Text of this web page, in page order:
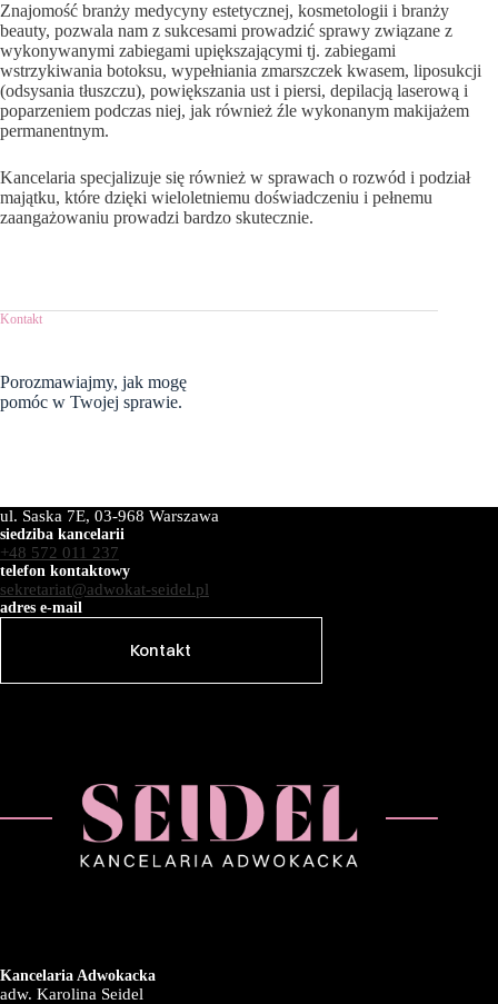
Znajomość branży medycyny estetycznej, kosmetologii i branży
beauty, pozwala nam z sukcesami prowadzić sprawy związane z
wykonywanymi zabiegami upiększającymi tj. zabiegami
wstrzykiwania botoksu, wypełniania zmarszczek kwasem, liposukcji
(odsysania tłuszczu), powiększania ust i piersi, depilacją laserową i
poparzeniem podczas niej, jak również źle wykonanym makijażem
permanentnym.
Kancelaria specjalizuje się również w sprawach o rozwód i podział
majątku, które dzięki wieloletniemu doświadczeniu i pełnemu
zaangażowaniu prowadzi bardzo skutecznie.
Kontakt
Porozmawiajmy, jak mogę
pomóc w Twojej sprawie.
ul. Saska 7E, 03-968 Warszawa
siedziba kancelarii
+48 572 011 237
telefon kontaktowy
sekretariat@adwokat-seidel.pl
adres e-mail
Kontakt
Kancelaria Adwokacka
adw. Karolina Seidel